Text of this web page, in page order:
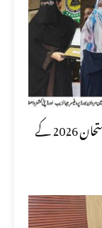
تعلیمی بورڈ مردان نے ایس ایس سی سالانہ اول امتحان 2026 کے